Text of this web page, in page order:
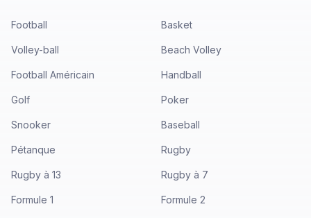
Football Basket
Volley-ball Beach Volley
Football Américain Handball
Golf Poker
Snooker Baseball
Pétanque Rugby
Rugby à 13 Rugby à 7
Formule 1 Formule 2